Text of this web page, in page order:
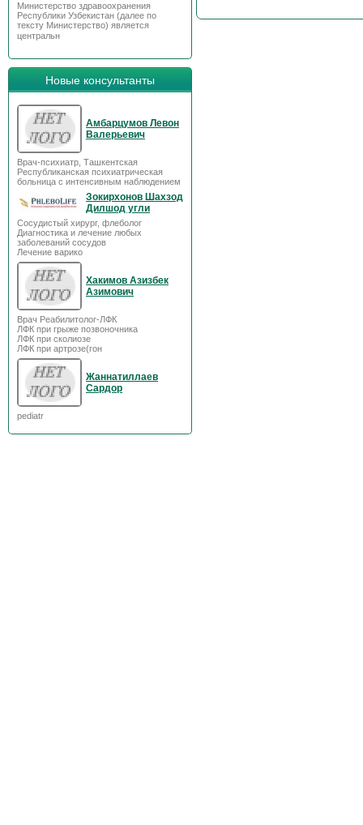
Министерство здравоохранения
Республики Узбекистан (далее по
тексту Министерство) является
центральн
Новые консультанты
Амбарцумов Левон
Валерьевич
Врач-психиатр, Ташкентская
Республиканская психиатрическая
больница с интенсивным наблюдением
Зокирхонов Шахзод
Дилшод угли
Сосудистый хирург, флеболог
Диагностика и лечение любых
заболеваний сосудов
Лечение варико
Хакимов Азизбек
Азимович
Врач Реабилитолог-ЛФК
ЛФК при грыже позвоночника
ЛФК при сколиозе
ЛФК при артрозе(гон
Жаннатиллаев
Сардор
pediatr